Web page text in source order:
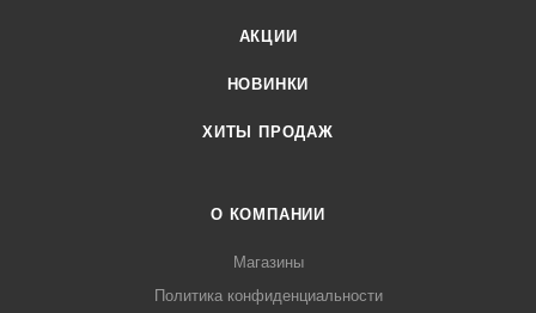
АКЦИИ
НОВИНКИ
ХИТЫ ПРОДАЖ
О КОМПАНИИ
Магазины
Политика конфиденциальности